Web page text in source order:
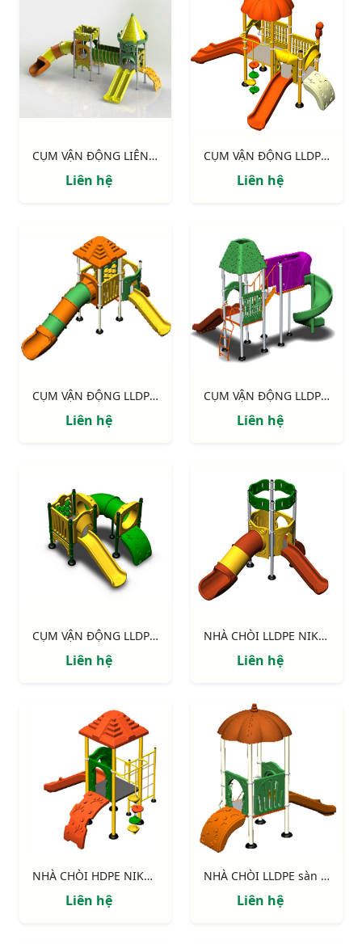
CỤM VẬN ĐỘNG LIÊN HOÀN LLDPE NIK134080RT
Liên hệ
CỤM VẬN ĐỘNG LLDPE NIK124060B
Liên hệ
CỤM VẬN ĐỘNG LLDPE NIK124060M
Liên hệ
CỤM VẬN ĐỘNG LLDPE NIK133070L
Liên hệ
CỤM VẬN ĐỘNG LLDPE NIK122070X
Liên hệ
NHÀ CHÒI LLDPE NIK113040R
Liên hệ
NHÀ CHÒI HDPE NIK114041M
Liên hệ
NHÀ CHÒI LLDPE sàn 900 NIK113040B
Liên hệ